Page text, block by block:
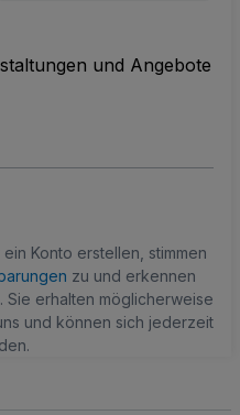
und Angebote
Konto erstellen, stimmen
zu und erkennen
Sie erhalten möglicherweise
und können sich jederzeit